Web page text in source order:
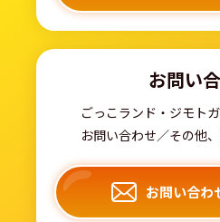
お問い
ごっこランド・ジモト
お問い合わせ／その他
お問い合わ